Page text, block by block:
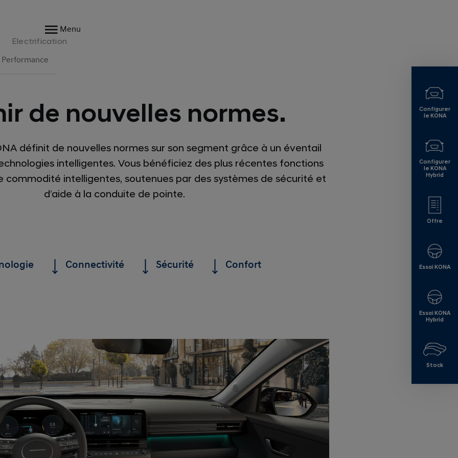
Electrification
Menu
Performance
de nouvelles normes.
définit de nouvelles normes sur son segment grâce à un éventail
intelligentes. Vous bénéficiez des plus récentes fonctions
intelligentes, soutenues par des systèmes de sécurité et
d’aide à la conduite de pointe.
Configurer
le KONA
Configurer
le KONA
Hybrid
Offre
Essai KONA
Essai KONA
Hybrid
Stock
Connectivité Sécurité Confort